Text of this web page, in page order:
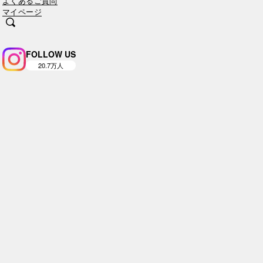
マイページ
FOLLOW US